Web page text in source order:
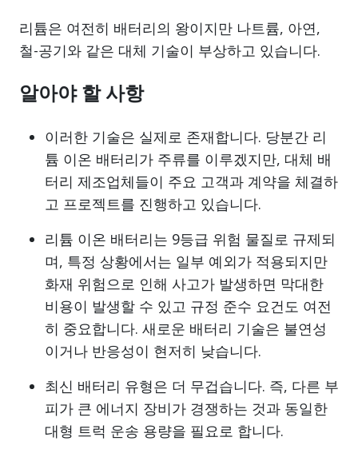
리튬은 여전히 배터리의 왕이지만 나트륨, 아연,
철-공기와 같은 대체 기술이 부상하고 있습니다.
알아야 할 사항
이러한 기술은 실제로 존재합니다. 당분간 리
튬 이온 배터리가 주류를 이루겠지만, 대체 배
터리 제조업체들이 주요 고객과 계약을 체결하
고 프로젝트를 진행하고 있습니다.
리튬 이온 배터리는 9등급 위험 물질로 규제되
며, 특정 상황에서는 일부 예외가 적용되지만
화재 위험으로 인해 사고가 발생하면 막대한
비용이 발생할 수 있고 규정 준수 요건도 여전
히 중요합니다. 새로운 배터리 기술은 불연성
이거나 반응성이 현저히 낮습니다.
최신 배터리 유형은 더 무겁습니다. 즉, 다른 부
피가 큰 에너지 장비가 경쟁하는 것과 동일한
대형 트럭 운송 용량을 필요로 합니다.